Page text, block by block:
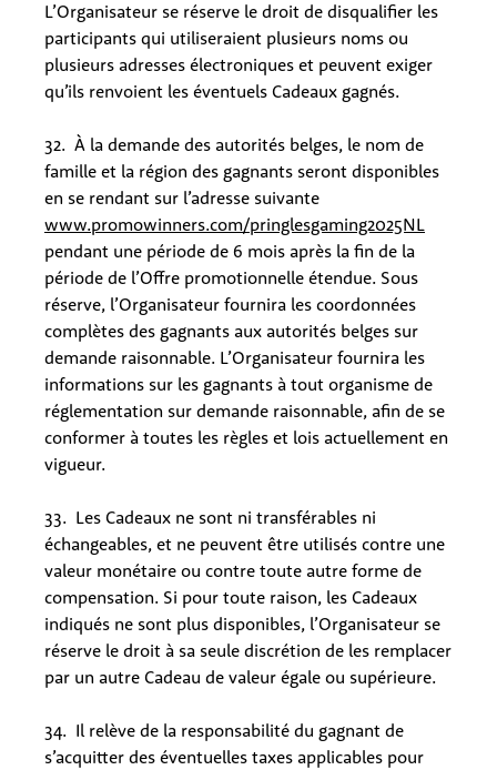
L’Organisateur se réserve le droit de disqualifier les
participants qui utiliseraient plusieurs noms ou
plusieurs adresses électroniques et peuvent exiger
qu’ils renvoient les éventuels Cadeaux gagnés.
32. À la demande des autorités belges, le nom de
famille et la région des gagnants seront disponibles
en se rendant sur l’adresse suivante
www.promowinners.com/pringlesgaming2025NL
pendant une période de 6 mois après la fin de la
période de l’Offre promotionnelle étendue. Sous
réserve, l’Organisateur fournira les coordonnées
complètes des gagnants aux autorités belges sur
demande raisonnable. L’Organisateur fournira les
informations sur les gagnants à tout organisme de
réglementation sur demande raisonnable, afin de se
conformer à toutes les règles et lois actuellement en
vigueur.
33. Les Cadeaux ne sont ni transférables ni
échangeables, et ne peuvent être utilisés contre une
valeur monétaire ou contre toute autre forme de
compensation. Si pour toute raison, les Cadeaux
indiqués ne sont plus disponibles, l’Organisateur se
réserve le droit à sa seule discrétion de les remplacer
par un autre Cadeau de valeur égale ou supérieure.
34. Il relève de la responsabilité du gagnant de
s’acquitter des éventuelles taxes applicables pour